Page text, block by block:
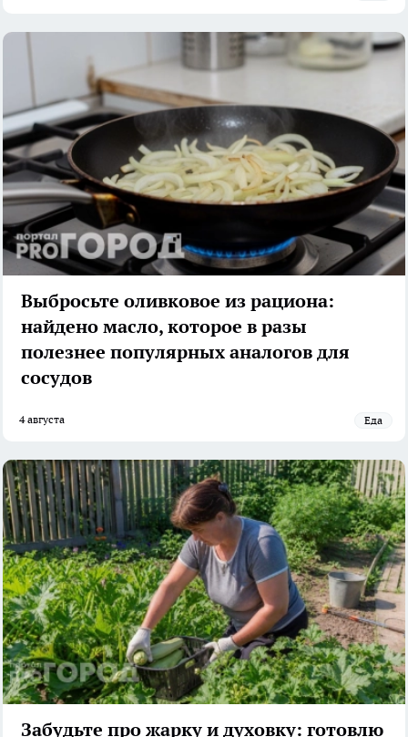
Выбросьте оливковое из рациона:
найдено масло, которое в разы
полезнее популярных аналогов для
сосудов
4 августа Еда
Забудьте про жарку и духовку: готовлю